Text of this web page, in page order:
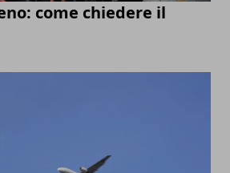
come chiedere il